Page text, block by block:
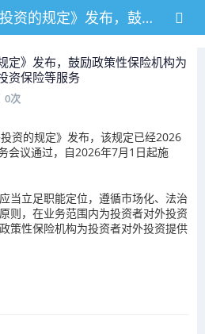
《国务院关于对外投资的规定》发布，鼓励政策性保险机构为投资者对外投资提供海外投资保险等服务
定》发布，鼓励政策性保险机构为
资保险等服务
0次
资的规定》发布，该规定已经2026
会议通过，自2026年7月1日起施
当立足职能定位，遵循市场化、法治
则，在业务范围内为投资者对外投资
策性保险机构为投资者对外投资提供